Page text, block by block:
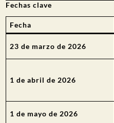
Fechas clave
Fecha
23 de marzo de 2026
1 de abril de 2026
1 de mayo de 2026